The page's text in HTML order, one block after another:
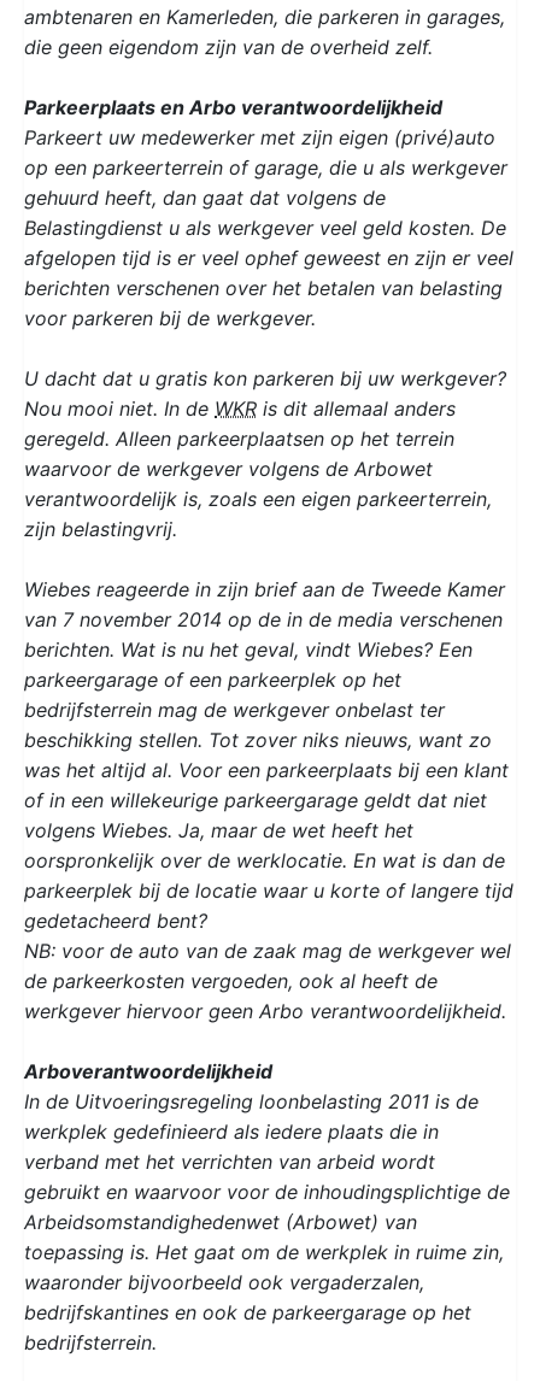
ambtenaren en Kamerleden, die parkeren in garages,
die geen eigendom zijn van de overheid zelf.
Parkeerplaats en Arbo verantwoordelijkheid
Parkeert uw medewerker met zijn eigen (privé)auto
op een parkeerterrein of garage, die u als werkgever
gehuurd heeft, dan gaat dat volgens de
Belastingdienst u als werkgever veel geld kosten. De
afgelopen tijd is er veel ophef geweest en zijn er veel
berichten verschenen over het betalen van belasting
voor parkeren bij de werkgever.
U dacht dat u gratis kon parkeren bij uw werkgever?
Nou mooi niet. In de WKR is dit allemaal anders
geregeld. Alleen parkeerplaatsen op het terrein
waarvoor de werkgever volgens de Arbowet
verantwoordelijk is, zoals een eigen parkeerterrein,
zijn belastingvrij.
Wiebes reageerde in zijn brief aan de Tweede Kamer
van 7 november 2014 op de in de media verschenen
berichten. Wat is nu het geval, vindt Wiebes? Een
parkeergarage of een parkeerplek op het
bedrijfsterrein mag de werkgever onbelast ter
beschikking stellen. Tot zover niks nieuws, want zo
was het altijd al. Voor een parkeerplaats bij een klant
of in een willekeurige parkeergarage geldt dat niet
volgens Wiebes. Ja, maar de wet heeft het
oorspronkelijk over de werklocatie. En wat is dan de
parkeerplek bij de locatie waar u korte of langere tijd
gedetacheerd bent?
NB: voor de auto van de zaak mag de werkgever wel
de parkeerkosten vergoeden, ook al heeft de
werkgever hiervoor geen Arbo verantwoordelijkheid.
Arboverantwoordelijkheid
In de Uitvoeringsregeling loonbelasting 2011 is de
werkplek gedefinieerd als iedere plaats die in
verband met het verrichten van arbeid wordt
gebruikt en waarvoor voor de inhoudingsplichtige de
Arbeidsomstandighedenwet (Arbowet) van
toepassing is. Het gaat om de werkplek in ruime zin,
waaronder bijvoorbeeld ook vergaderzalen,
bedrijfskantines en ook de parkeergarage op het
bedrijfsterrein.